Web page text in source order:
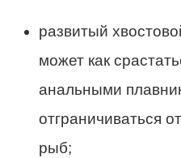
развитый
может как
анальными
отграничиваться
рыб;